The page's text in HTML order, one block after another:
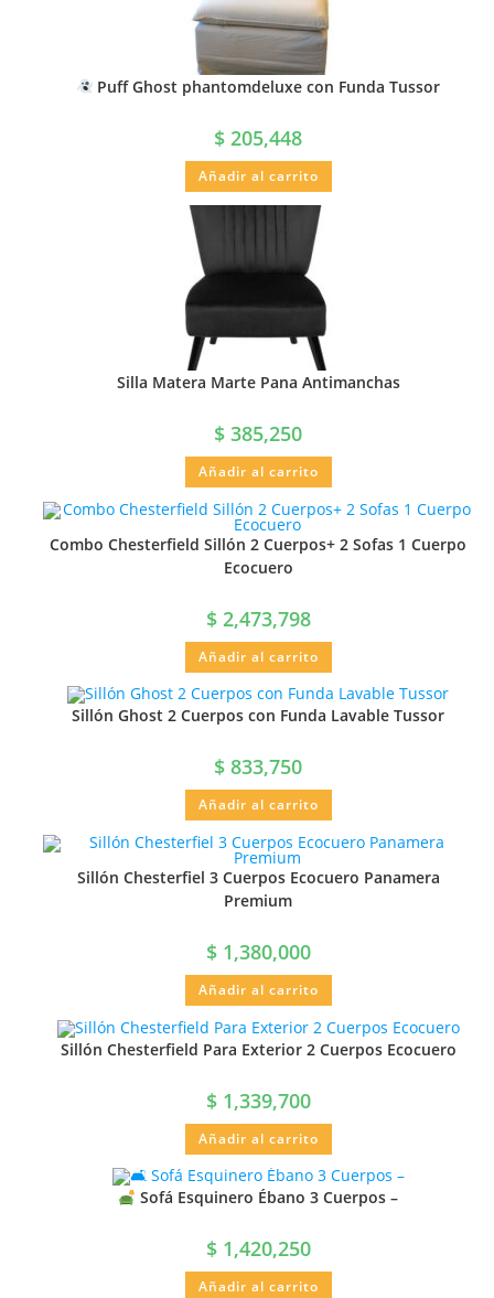
Puff Ghost phantomdeluxe con Funda Tussor
$ 205,448
Añadir al carrito
Silla Matera Marte Pana Antimanchas
$ 385,250
Añadir al carrito
Combo Chesterfield Sillón 2 Cuerpos+ 2 Sofas 1 Cuerpo
Ecocuero
$2,473,798
Añadir al carrito
Sillón Ghost 2 Cuerpos con Funda Lavable Tussor
$ 833,750
Añadir al carrito
Sillón Chesterfiel 3 Cuerpos Ecocuero Panamera
Premium
$1,380,000
Añadir al carrito
Sillón Chesterfield Para Exterior 2 Cuerpos Ecocuero
$1,339,700
Añadir al carrito
Sofá Esquinero Ébano 3 Cuerpos –
$1,420,250
Añadir al carrito